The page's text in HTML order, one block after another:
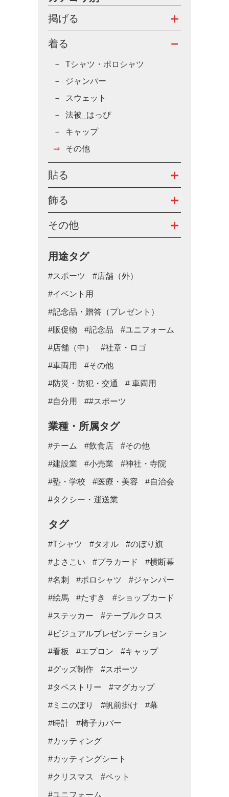
掲げる
着る
Tシャツ・ポロシャツ
ジャンパー
スウェット
法被_はっぴ
キャップ
その他
貼る
飾る
その他
用途タグ
#スポーツ #店舗（外）
#イベント用
#記念品・贈答（プレゼント）
#販促物 #記念品 #ユニフォーム
#店舗（中） #社章・ロゴ
#車両用 #その他
#防災・防犯・交通 # 車両用
#自分用 ##スポーツ
業種・所属タグ
#チーム #飲食店 #その他
#建設業 #小売業 #神社・寺院
#塾・学校 #医療・美容 #自治会
#タクシー・運送業
タグ
#Tシャツ #タオル #のぼり旗
#よさこい #プラカード #横断幕
#名刺 #ポロシャツ #ジャンパー
#絵馬 #たすき #ショップカード
#ステッカー #テーブルクロス
#ビジュアルプレゼンテーション
#看板 #エプロン #キャップ
#グッズ制作 #スポーツ
#タペストリー #マグカップ
#ミニのぼり #帆前掛け #幕
#時計 #椅子カバー
#カッティング
#カッティングシート
#クリスマス #ペット
#ユニフォーム